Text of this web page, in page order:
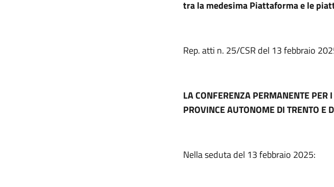
tra la medesima Piattaforma e le
Rep. atti n. 25/CSR del 13 febbraio
LA CONFERENZA PERMANENTE PER
PROVINCE AUTONOME DI TRENTO E
Nella seduta del 13 febbraio 2025: